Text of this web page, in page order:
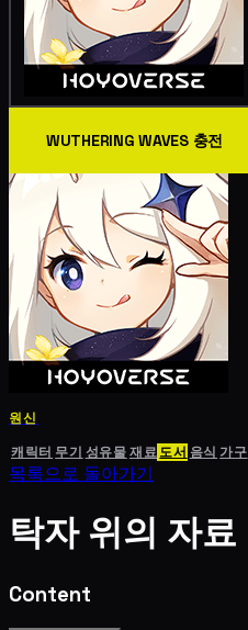
WUTHERING WAVES 충전
원신
캐릭터 무기 성유물재료도서 음식 가구
목록으로 돌아가기
탁자 위의 자료
Content